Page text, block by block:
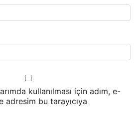
kullanılması için adım, e-
bu tarayıcıya